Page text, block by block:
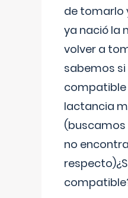
de tomarlo
ya nació la
volver a
sabemos si
compatible
lactancia
no